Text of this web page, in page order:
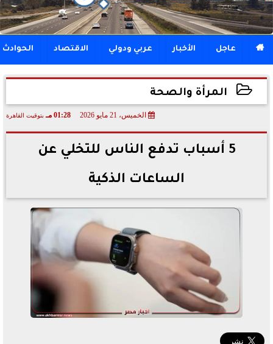
 عاجل الأخبار عربي ودولي الاقتصاد الحوادث
المرأة والصحة
الخميس، 21 مايو 2026 01:28 مـ بتوقيت القاهرة
2026-05-21 13:28:42
5 أسباب تدفع الناس للتخلي عن
الساعات الذكية